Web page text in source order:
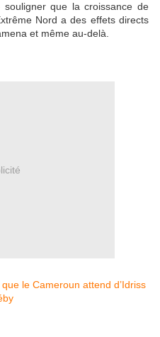
que la croissance de
Nord a des effets directs
et même au-delà.